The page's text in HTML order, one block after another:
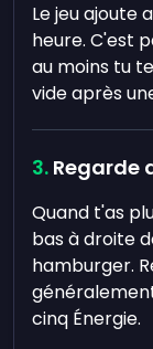
Le jeu ajoute
heure. C'est
au moins tu
vide après
Regarde
Quand t'as
bas à droite
hamburger.
cinq Énergie.